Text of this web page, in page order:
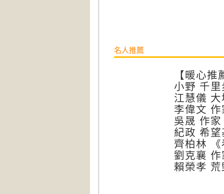
名人推薦
【暖心推
小野 千
江慧儀
李偉文
吳晟 作
紀政 希
齊柏林
劉克襄
賴榮孝